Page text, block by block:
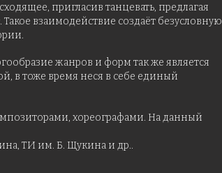
пригласив танцевать, предлагая
взаимодействие создаёт безусловную
жанров и форм так же является
в тоже время неся в себе единый
хореографами. На данный
ТИ им. Б. Щукина и др..